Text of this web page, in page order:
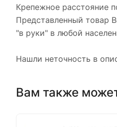
Крепежное расстояние
Представленный товар
"в руки" в любой
Нашли неточность в
Вам также